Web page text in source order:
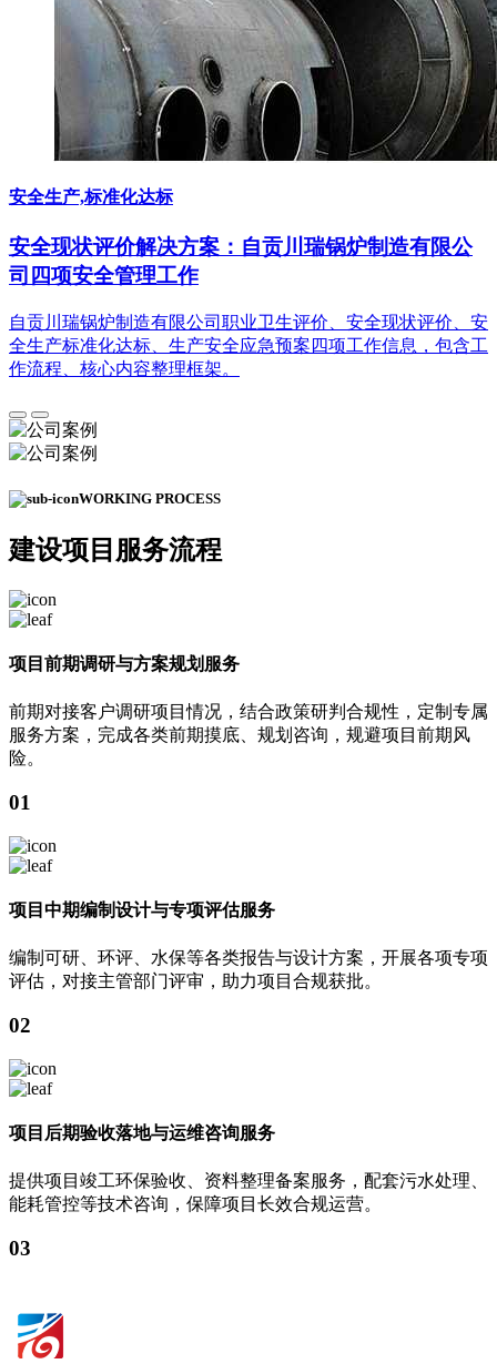
安全生产,标准化达标
安全现状评价解决方案：自贡川瑞锅炉制造有限公
司四项安全管理工作
自贡川瑞锅炉制造有限公司职业卫生评价、安全现状评价、安
全生产标准化达标、生产安全应急预案四项工作信息，包含工
作流程、核心内容整理框架。
WORKING PROCESS
建设项目 服务流程
项目前期调研与方案规划服务
前期对接客户调研项目情况，结合政策研判合规性，定制专属
服务方案，完成各类前期摸底、规划咨询，规避项目前期风
险。
01
项目中期编制设计与专项评估服务
编制可研、环评、水保等各类报告与设计方案，开展各项专项
评估，对接主管部门评审，助力项目合规获批。
02
项目后期验收落地与运维咨询服务
提供项目竣工环保验收、资料整理备案服务，配套污水处理、
能耗管控等技术咨询，保障项目长效合规运营。
03